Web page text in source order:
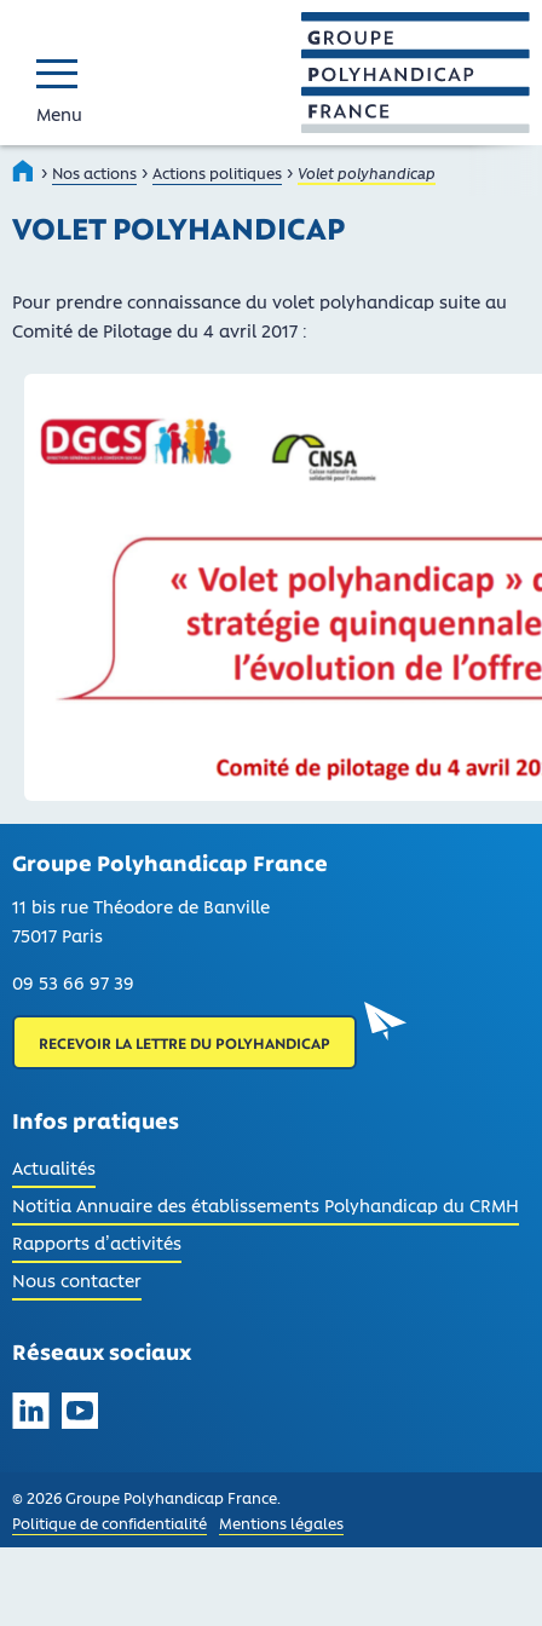
GROUPE
Faire connaître et
Menu
Accueil
› Nos actions › Actions politiques › Volet polyhandicap
VOLET POLYHANDICAP
Pour prendre connaissance du volet polyhandicap suite au
Comité de Pilotage du 4 avril 2017 :
Groupe Polyhandicap France
11 bis rue Théodore de Banville
75017 Paris
09 53 66 97 39
RECEVOIR LA LETTRE DU POLYHANDICAP
Infos pratiques
Actualités
Notitia Annuaire des établissements Polyhandicap du CRMH
Rapports d’activités
Nous contacter
Réseaux sociaux
© 2026 Groupe Polyhandicap France.
Politique de confidentialité
Mentions légales